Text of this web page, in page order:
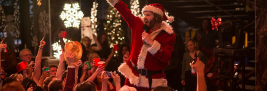
Традиции и приметы
проказы поспешной зимы: «Привезли зиму на
санях до Николы, вот тебе и жданная
оттепель».